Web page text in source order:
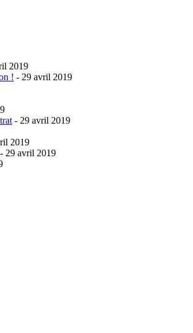
2019
! - 29 avril 2019
- 29 avril 2019
2019
- 29 avril 2019